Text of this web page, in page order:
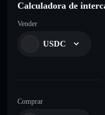
Calculadora de
Vender
USDC
Comprar